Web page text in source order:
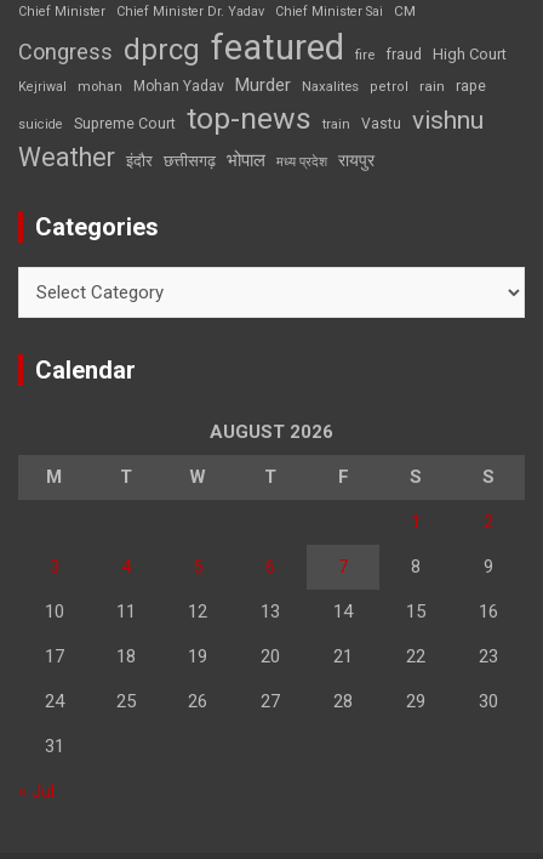
Chief Minister
Chief Minister Dr. Yadav Chief Minister Sai CM
Congress dprcg featured fire fraud High Court
Kejriwal mohan Mohan Yadav Murder Naxalites petrol rain rape
suicide Supreme Court top-news train Vastu vishnu
Weather इंदौर छत्तीसगढ़ भोपाल मध्य प्रदेश रायपुर
Categories
Calendar
AUGUST 2026
M T W T F S S
1 2
3 4 5 6 7 8 9
10 11 12 13 14 15 16
17 18 19 20 21 22 23
24 25 26 27 28 29 30
31
« Jul